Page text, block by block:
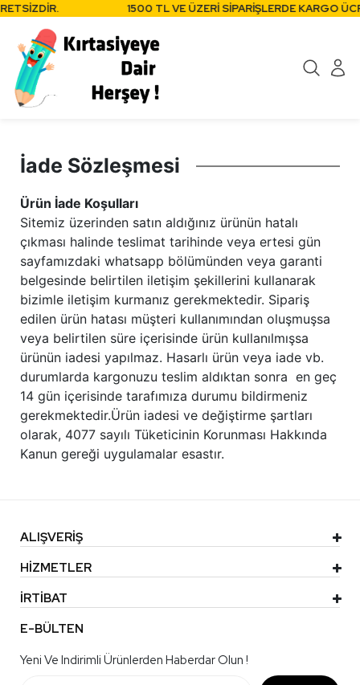
1500 TL VE ÜZERİ SİPARİŞLERDE KARGO
İade Sözleşmesi
Ürün İade Koşulları
Sitemiz üzerinden satın aldığınız ürünün hatalı
çıkması halinde teslimat tarihinde veya ertesi gün
sayfamızdaki whatsapp bölümünden veya garanti
belgesinde belirtilen iletişim şekillerini kullanarak
bizimle iletişim kurmanız gerekmektedir. Sipariş
edilen ürün hatası müşteri kullanımından oluşmuşsa
veya belirtilen süre içerisinde ürün kullanılmışsa
ürünün iadesi yapılmaz. Hasarlı ürün veya iade vb.
durumlarda kargonuzu teslim aldıktan sonra en geç
14 gün içerisinde tarafımıza durumu bildirmeniz
gerekmektedir.Ürün iadesi ve değiştirme şartları
olarak, 4077 sayılı Tüketicinin Korunması Hakkında
Kanun gereği uygulamalar esastır.
ALIŞVERİŞ
HİZMETLER
İRTİBAT
E-BÜLTEN
Yeni Ve Indirimli Ürünlerden Haberdar Olun !